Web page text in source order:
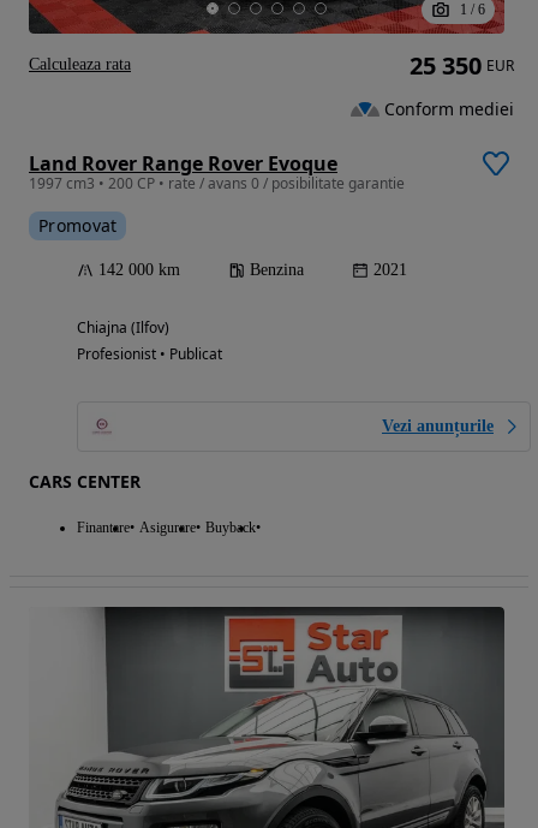
1 / 6
Land Rover Range Rover Evoque
1997 cm3 • 200 CP • rate / avans 0 / posibilitate garantie
Promovat
142 000 km Benzina 2021
Chiajna (Ilfov)
Profesionist • Publicat
Vezi anunțurile
CARS CENTER
Finantare Asigurare Buyback
25 350 EUR
Conform mediei
Calculeaza rata